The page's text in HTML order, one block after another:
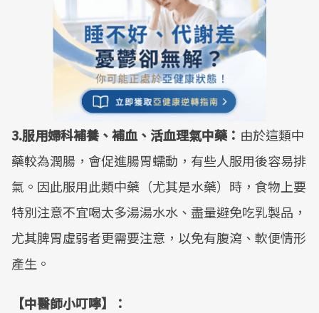
3.服用婦科補養、補血、活血理氣中藥： 由於這類中
藥較為潤腸，會促進腸胃蠕動，有些人服用後容易排
氣。因此服用此類中藥（尤其是水藥）時，食物上要
特別注意不宜喝太多湯湯水水、盡量避免吃乳製品，
尤其脾胃虛弱者更需要注意，以免有腹瀉、軟便情形
產生。
【中醫師小叮嚀】：